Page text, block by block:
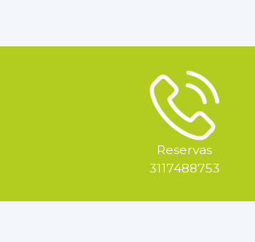
Reservas
3117488753